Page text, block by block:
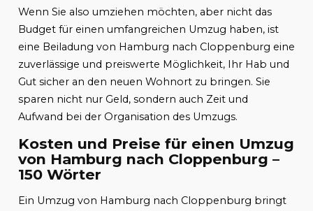
Wenn Sie also umziehen möchten, aber nicht das
Budget für einen umfangreichen Umzug haben, ist
eine Beiladung von Hamburg nach Cloppenburg eine
zuverlässige und preiswerte Möglichkeit, Ihr Hab und
Gut sicher an den neuen Wohnort zu bringen. Sie
sparen nicht nur Geld, sondern auch Zeit und
Aufwand bei der Organisation des Umzugs.
Kosten und Preise für einen Umzug
von Hamburg nach Cloppenburg –
150 Wörter
Ein Umzug von Hamburg nach Cloppenburg bringt